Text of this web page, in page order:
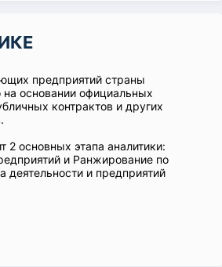
предприятий страны
основании официальных
контрактов и других
2 основных этапа аналитики:
и Ранжирование по
деятельности и предприятий